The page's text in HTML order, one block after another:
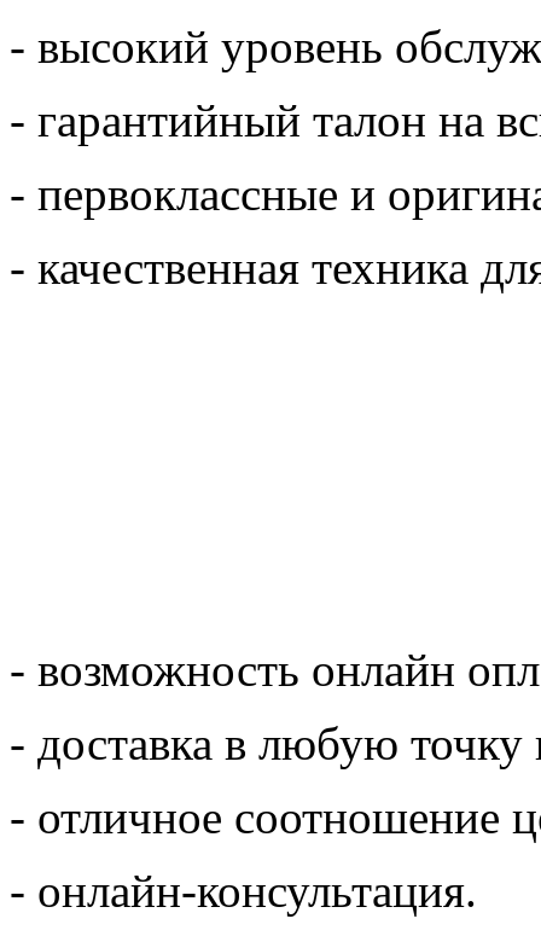
- высокий уровень
- гарантийный талон на
- первоклассные и
- качественная техника
- возможность онлайн
- доставка в любую точку
- отличное соотношение
- онлайн-консультация.